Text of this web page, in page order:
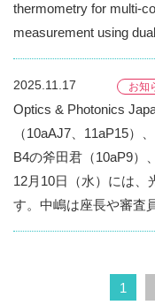
thermometry for multi-
measurement using
2025.11.17 お知
Optics & Photonics
（10aAJ7、11aP15）
B4の斧田君（10aP9）
12月10日（水）には、
す。中嶋は座長や審査
1